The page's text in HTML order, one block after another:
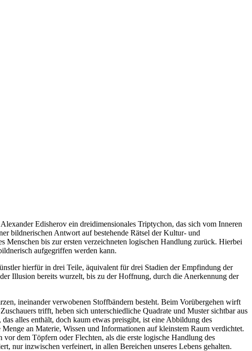
Edisherov ein dreidimensionales Triptychon, das sich vom Inneren
bildnerischen Antwort auf bestehende Rätsel der Kultur- und
Menschen bis zur ersten verzeichneten logischen Handlung zurück. Hierbei
aufgegriffen werden kann.
hierfür in drei Teile, äquivalent für drei Stadien der Empfindung der
Illusion bereits wurzelt, bis zu der Hoffnung, durch die Anerkennung der
ineinander verwobenen Stoffbändern besteht. Beim Vorübergehen wirft
trifft, heben sich unterschiedliche Quadrate und Muster sichtbar aus
alles enthält, doch kaum etwas preisgibt, ist eine Abbildung des
an Materie, Wissen und Informationen auf kleinstem Raum verdichtet.
dem Töpfern oder Flechten, als die erste logische Handlung des
nur inzwischen verfeinert, in allen Bereichen unseres Lebens gehalten.